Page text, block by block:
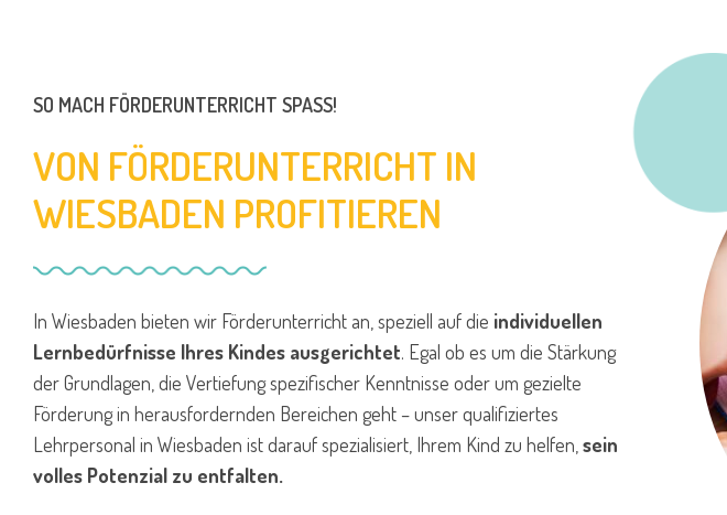
SO MACH FÖRDERUNTERRICHT SPASS!
VON FÖRDERUNTERRICHT IN
WIESBADEN PROFITIEREN
In Wiesbaden bieten wir Förderunterricht an, speziell auf die individuellen
Lernbedürfnisse Ihres Kindes ausgerichtet. Egal ob es um die Stärkung
der Grundlagen, die Vertiefung spezifischer Kenntnisse oder um gezielte
Förderung in herausfordernden Bereichen geht – unser qualifiziertes
Lehrpersonal in Wiesbaden ist darauf spezialisiert, Ihrem Kind zu helfen, sein
volles Potenzial zu entfalten.